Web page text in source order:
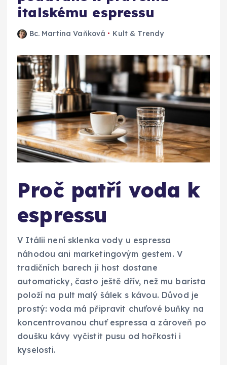
italskému espressu
Bc. Martina Vaňková Kult & Trendy
Proč patří voda k
espressu
V Itálii není sklenka vody u espressa
náhodou ani marketingovým gestem. V
tradičních barech ji host dostane
automaticky, často ještě dřív, než mu barista
položí na pult malý šálek s kávou. Důvod je
prostý: voda má připravit chuťové buňky na
koncentrovanou chuť espressa a zároveň po
doušku kávy vyčistit pusu od hořkosti i
kyselosti.